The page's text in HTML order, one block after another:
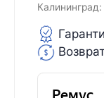
Калининград: